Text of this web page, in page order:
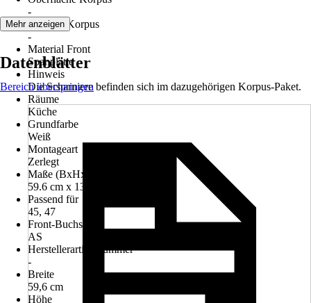
-
Material Korpus
-
Material Front
Spanplatte
Hinweis
Die Scharniere befinden sich im dazugehörigen Korpus-Paket.
Räume
Küche
Grundfarbe
Weiß
Montageart
Zerlegt
Maße (BxHxT)
59.6 cm x 133.6 cm x 1.6 cm
Passend für
45, 47
Front-Buchstabe
AS
Herstellerartikelnummer
-
Breite
59,6 cm
Höhe
Mehr anzeigen
Datenblätter
Bereich überspringen